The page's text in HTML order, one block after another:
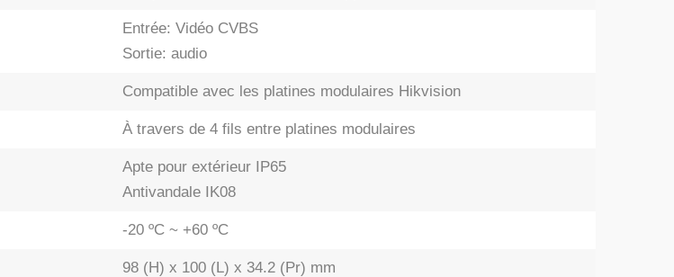
Entrée: Vidéo CVBS
Sortie: audio
Compatible avec les platines modulaires Hikvision
À travers de 4 fils entre platines modulaires
Apte pour extérieur IP65
Antivandale IK08
-20 ºC ~ +60 ºC
98 (H) x 100 (L) x 34.2 (Pr) mm